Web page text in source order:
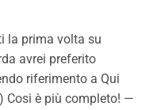
la prima volta su
avrei preferito
riferimento a Qui
Cosi è più completo! —